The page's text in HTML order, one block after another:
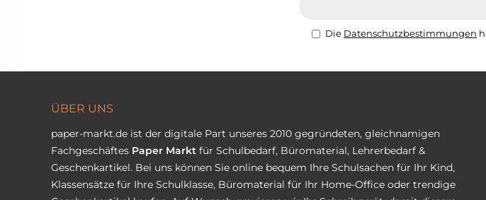
Die Datenschutzbestimmungen
ÜBER UNS
paper-markt.de ist der digitale Part unseres 2010 gegründeten, gleichnamigen
Fachgeschäftes Paper Markt für Schulbedarf, Büromaterial, Lehrerbedarf &
Geschenkartikel. Bei uns können Sie online bequem Ihre Schulsachen für Ihr Kind,
Klassensätze für Ihre Schulklasse, Büromaterial für Ihr Home-Office oder trendige